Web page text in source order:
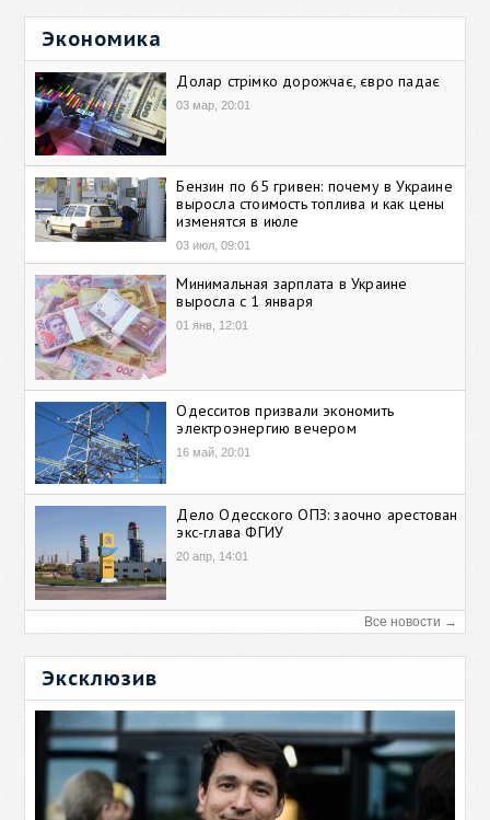
Экономика
Долар стрімко дорожчає, євро падає
03 мар, 20:01
Бензин по 65 гривен: почему в Украине
выросла стоимость топлива и как цены
изменятся в июле
03 июл, 09:01
Минимальная зарплата в Украине
выросла с 1 января
01 янв, 12:01
Одесситов призвали экономить
электроэнергию вечером
16 май, 20:01
Дело Одесского ОПЗ: заочно арестован
экс-глава ФГИУ
20 апр, 14:01
Все новости →
Эксклюзив